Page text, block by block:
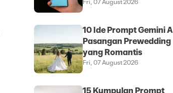
Membeli
Fri, 07 August 2026
10 Ide Prompt Gemini AI
Pasangan Prewedding
yang Romantis
Fri, 07 August 2026
15 Kumpulan Prompt